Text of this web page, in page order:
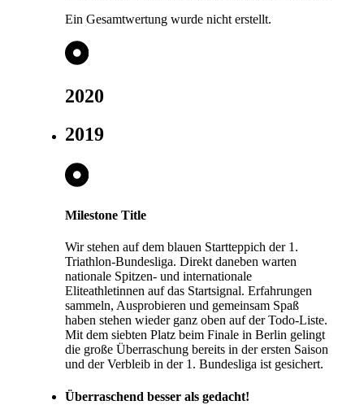
Ein Gesamtwertung wurde nicht erstellt.
2020
2019
Milestone Title
Wir stehen auf dem blauen Startteppich der 1.
Triathlon-Bundesliga. Direkt daneben warten
nationale Spitzen- und internationale
Eliteathletinnen auf das Startsignal. Erfahrungen
sammeln, Ausprobieren und gemeinsam Spaß
haben stehen wieder ganz oben auf der Todo-Liste.
Mit dem siebten Platz beim Finale in Berlin gelingt
die große Überraschung bereits in der ersten Saison
und der Verbleib in der 1. Bundesliga ist gesichert.
Überraschend besser als gedacht!